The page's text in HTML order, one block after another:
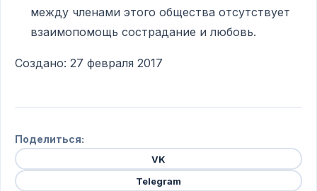
между членами этого общества отсутствует
взаимопомощь сострадание и любовь.
Создано: 27 февраля 2017
Поделиться:
VK
Telegram